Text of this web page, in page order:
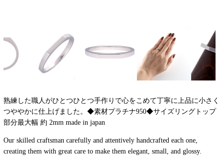
熟練した職人がひとつひとつ手作りで心をこめて丁寧に上品に小さく
つややかに仕上げました。◆素材プラチナ950◆サイズリングトップ
部分最大幅 約 2mm made in japan
Our skilled craftsman carefully and attentively handcrafted each one,
creating them with great care to make them elegant, small, and glossy.